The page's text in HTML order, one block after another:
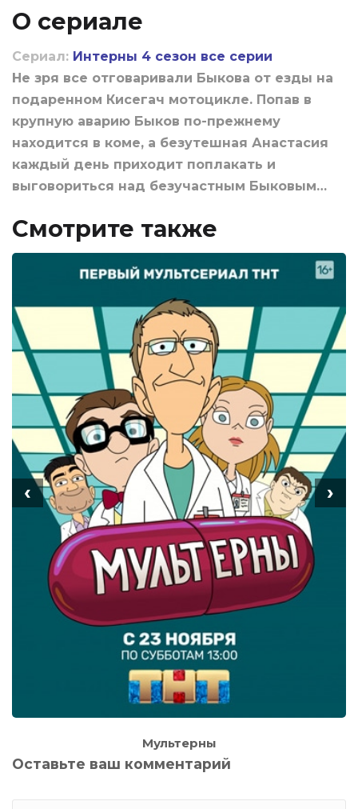
О сериале
Сериал: Интерны 4 сезон все серии
Не зря все отговаривали Быкова от езды на
подаренном Кисегач мотоцикле. Попав в
крупную аварию Быков по-прежнему
находится в коме, а безутешная Анастасия
каждый день приходит поплакать и
выговориться над безучастным Быковым…
Смотрите также
Мультерны
‹ ›
Оставьте ваш комментарий